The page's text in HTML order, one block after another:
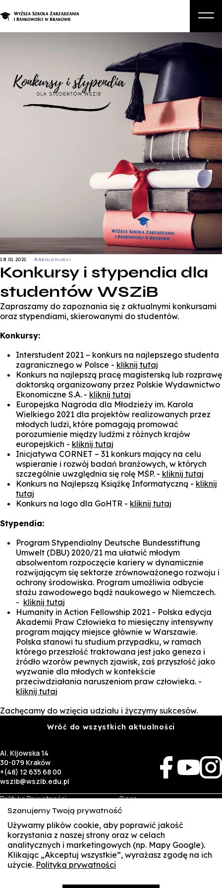
O nas
Studia podyplomowe i kursy
Kandydat
Student
Biznes
Zapisz się na studia
18.01.2021 #Aktualności
Konkursy i stypendia dla
studentów WSZiB
Zapraszamy do zapoznania się z aktualnymi konkursami
oraz stypendiami, skierowanymi do studentów.
Konkursy:
Interstudent 2021 – konkurs na najlepszego studenta
zagranicznego w Polsce - kliknij tutaj
Konkurs na najlepszą pracę magisterską lub rozprawę
doktorską organizowany przez Polskie Wydawnictwo
Ekonomiczne S.A. - kliknij tutaj
Europejska Nagroda dla Młodzieży im. Karola
Wielkiego 2021 dla projektów realizowanych przez
młodych ludzi, które pomagają promować
porozumienie między ludźmi z różnych krajów
europejskich - kliknij tutaj
Inicjatywa CORNET – 31 konkurs mający na celu
wspieranie i rozwój badań branżowych, w których
szczególnie uwzględnia się rolę MŚP. - kliknij tutaj
Konkurs na Najlepszą Książkę Informatyczną - kliknij
tutaj
Konkurs na logo dla GoHTR - kliknij tutaj
Stypendia:
Program Stypendialny Deutsche Bundesstiftung
Umwelt (DBU) 2020/21 ma ułatwić młodym
absolwentom rozpoczęcie kariery w dynamicznie
rozwijającym się sektorze zrównoważonego rozwoju i
ochrony środowiska. Program umożliwia odbycie
stażu zawodowego bądź naukowego w Niemczech.
- kliknij tutaj
Humanity in Action Fellowship 2021 - Polska edycja
Akademii Praw Człowieka to miesięczny intensywny
program mający miejsce głównie w Warszawie.
Polska stanowi tu studium przypadku, w ramach
którego przeszłość traktowana jest jako geneza i
źródło wzorów pewnych zjawisk, zaś przyszłość jako
wyzwanie dla młodych w kontekście
przeciwdziałania naruszeniom praw człowieka. -
kliknij tutaj
Zachęcamy do wzięcia udziału i życzymy sukcesów.
Wróć do wszystkich aktualności
Al. Kijowska 14
30-079 Kraków
+(48) 12 635 68 00
wszib@wszib.edu.pl
Polityka Prywatności
RODO
Identyfikacja wizualna
O nas
Rekrutacja
Studia
Kontakt
Biznes
Wynajem sal
Targi pracy
Student
Multis Multum
Szanujemy Twoją prywatność
Używamy plików cookie, aby poprawić jakość
korzystania z naszej strony oraz w celach
analitycznych i marketingowych (np. Mapy Google).
Klikając „Akceptuj wszystkie”, wyrażasz zgodę na ich
użycie. Polityka prywatności